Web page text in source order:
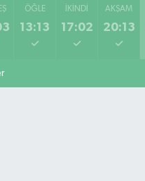
ÖĞLE
13:13
İKINDI
17:02
AKŞAM
20:13